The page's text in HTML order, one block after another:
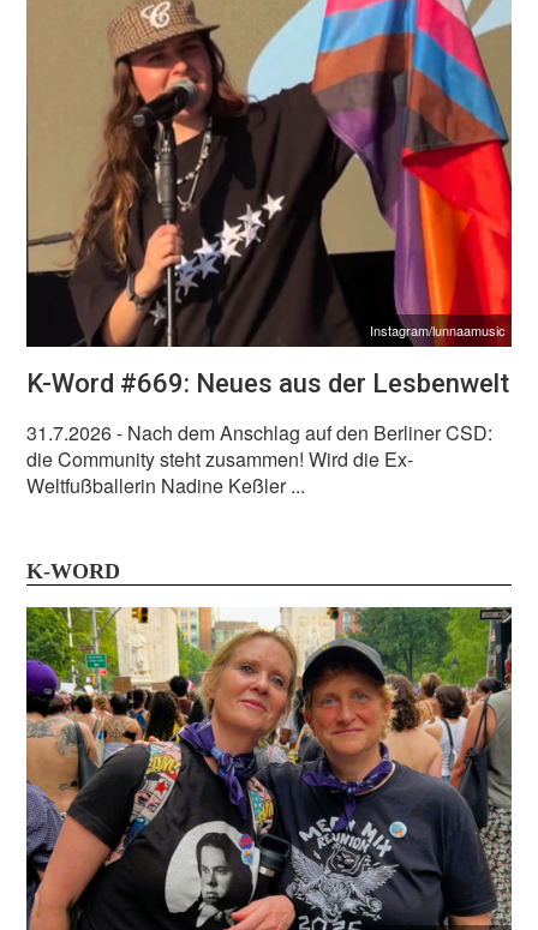
Instagram/lunnaamusic
K-Word #669: Neues aus der Lesbenwelt
31.7.2026- Nach dem Anschlag auf den Berliner CSD:
die Community steht zusammen! Wird die Ex-
Weltfußballerin Nadine Keßler ...
K-WORD